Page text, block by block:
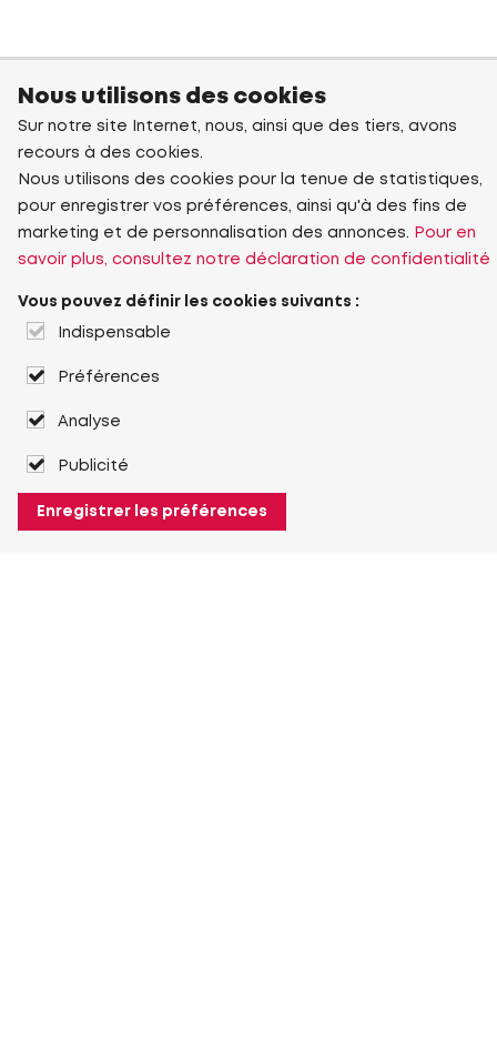
Nous utilisons des cookies
Sur notre site Internet, nous, ainsi que des tiers, avons
recours à des cookies.
Nous utilisons des cookies pour la tenue de statistiques,
pour enregistrer vos préférences, ainsi qu'à des fins de
marketing et de personnalisation des annonces.
Pour en
savoir plus, consultez notre déclaration de confidentialité
Vous pouvez définir les cookies suivants :
Indispensable
Préférences
Analyse
Publicité
Enregistrer les préférences